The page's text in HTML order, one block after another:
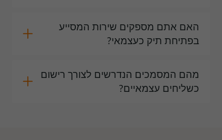
האם אתם מספקים שירות המסייע
בפתיחת תיק כעצמאי?
מהם המסמכים הנדרשים לצורך רישום
כשליחים עצמאיים?